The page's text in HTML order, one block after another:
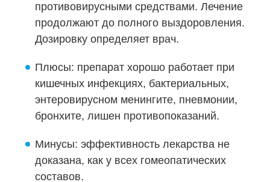
противовирусными средствами. Лечение
продолжают до полного выздоровления.
Дозировку определяет врач.
Плюсы: препарат хорошо работает при
кишечных инфекциях, бактериальных,
энтеровирусном менингите, пневмонии,
бронхите, лишен противопоказаний.
Минусы: эффективность лекарства не
доказана, как у всех гомеопатических
составов.